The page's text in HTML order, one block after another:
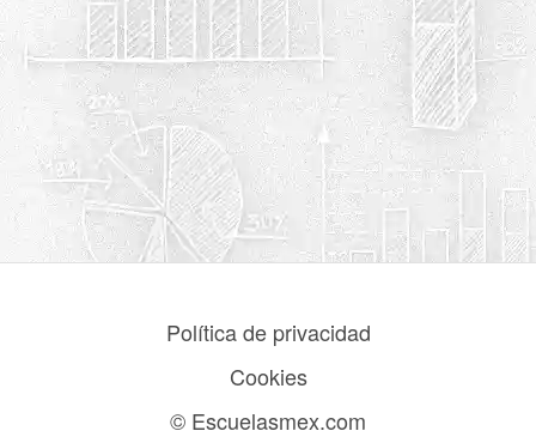
Política de privacidad
Cookies
© Escuelasmex.com